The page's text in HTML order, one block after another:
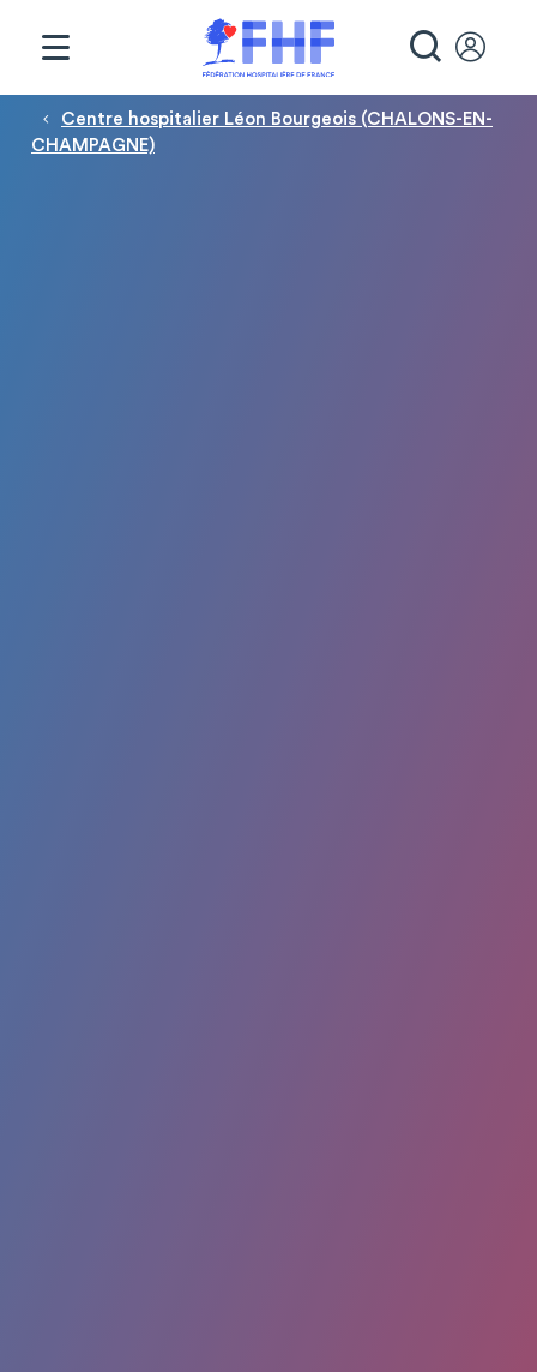
Fil d'Ariane
Centre hospitalier Léon Bourgeois (CHALONS-EN-
CHAMPAGNE)
Panneau de gestion des cookies